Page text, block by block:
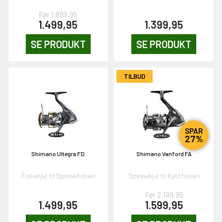
Før 1.899,95
1.499,95
SE PRODUKT
1.399,95
SE PRODUKT
Shimano Ultegra FD
Fiskehjul til Spinnefiskeri
1.499,95
TILBUD
SPAR
27%
Shimano Vanford FA
Spinnehjul til Kystfiskeri
Før 2.199,95
1.599,95
NEJ TAK!